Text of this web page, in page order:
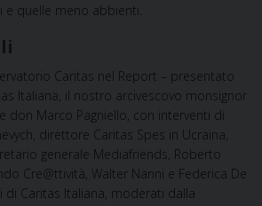
quelle meno abbienti.
Caritas nel Report – presentato
Italiana, il nostro arcivescovo monsignor
don Marco Pagniello, con interventi di
direttore Caritas Spes in Ucraina,
generale Mediafriends, Roberto
Cre@ttività, Walter Nanni e Federica De
di Caritas Italiana, moderati dalla